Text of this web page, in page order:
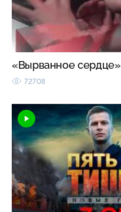
«Вырванное сердце»
72708